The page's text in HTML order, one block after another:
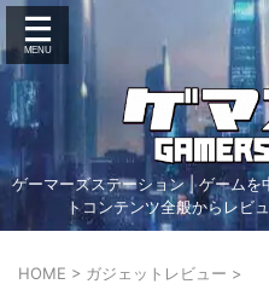
ゲーマーズステーション | ゲームを
トコンテンツ全般からレビ
HOME > ガジェットレビュー >